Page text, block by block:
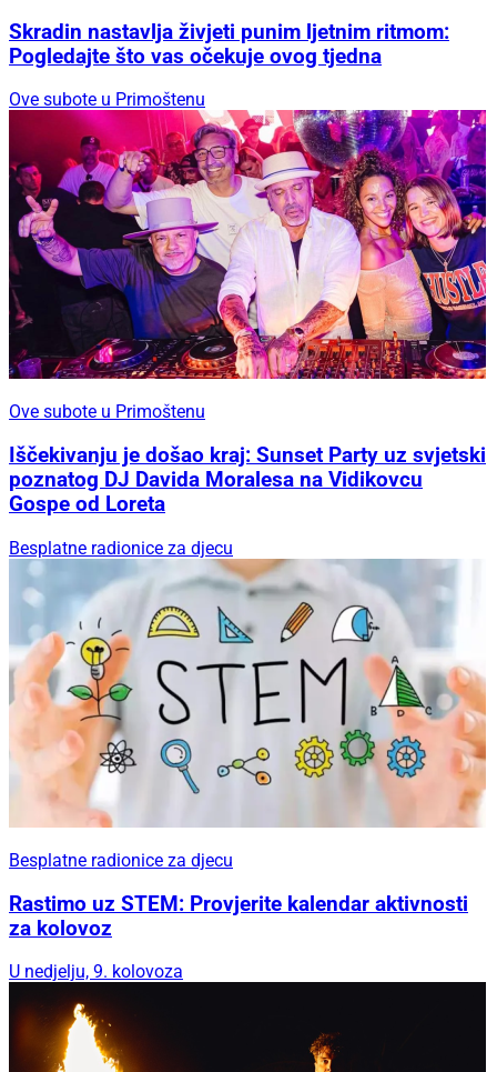
Skradin nastavlja živjeti punim ljetnim ritmom:
Pogledajte što vas očekuje ovog tjedna
Ove subote u Primoštenu
Ove subote u Primoštenu
Iščekivanju je došao kraj: Sunset Party uz svjetski
poznatog DJ Davida Moralesa na Vidikovcu
Gospe od Loreta
Besplatne radionice za djecu
Besplatne radionice za djecu
Rastimo uz STEM: Provjerite kalendar aktivnosti
za kolovoz
U nedjelju, 9. kolovoza